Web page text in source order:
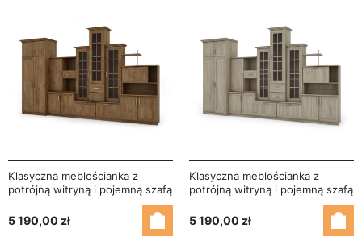
Klasyczna meblościanka z
potrójną witryną i pojemną szafą
HADES + Szafa
5 190,00 zł
Klasyczna meblościanka z
potrójną witryną i pojemną szafą
360×207 cm Sonoma Jasna –
HADES + Szafa
5 190,00 zł